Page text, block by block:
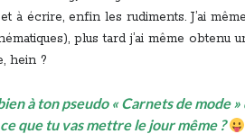
à écrire, enfin les rudiments. J’ai
plus tard j’ai même obtenu
hein ?
à ton pseudo « Carnets de mode
que tu vas mettre le jour même ?